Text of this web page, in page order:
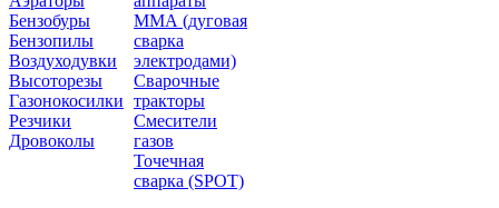
Бензобуры
Бензопилы
Воздуходувки
Высоторезы
Газонокосилки
Резчики
Дровоколы
ММА (дуговая
сварка
электродами)
Сварочные
тракторы
Смесители
газов
Точечная
сварка (SPOT)